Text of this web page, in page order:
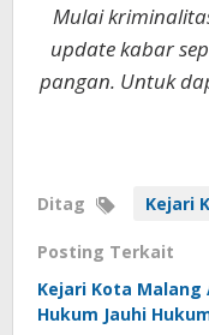
Mulai
update kabar
pangan. Untuk
Ditag Kejari
Posting Terkait
Kejari Kota Malang
Hukum Jauhi